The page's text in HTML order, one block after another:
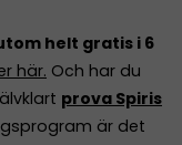
helt gratis i 6
här. Och har du
prova Spiris
är det